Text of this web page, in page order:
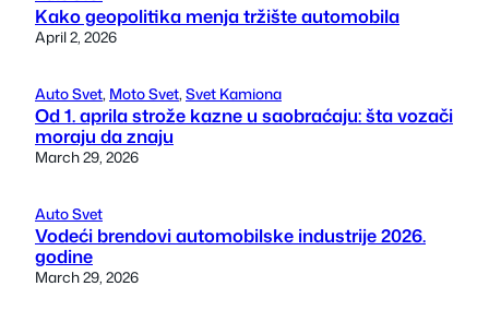
Kako geopolitika menja tržište automobila
April 2, 2026
Auto Svet, Moto Svet, Svet Kamiona
Od 1. aprila strože kazne u saobraćaju: šta vozači
moraju da znaju
March 29, 2026
Auto Svet
Vodeći brendovi automobilske industrije 2026.
godine
March 29, 2026